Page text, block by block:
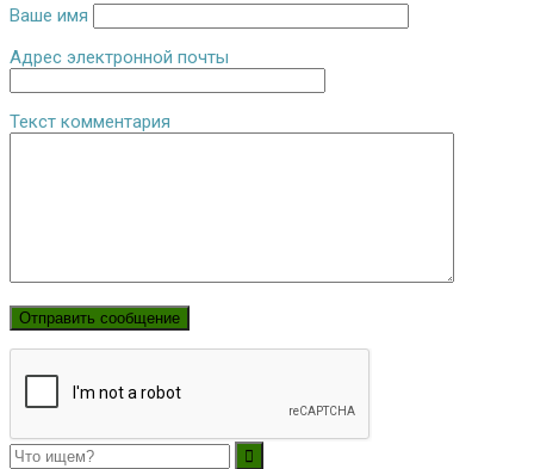
Ваше имя
Адрес электронной почты
Текст комментария